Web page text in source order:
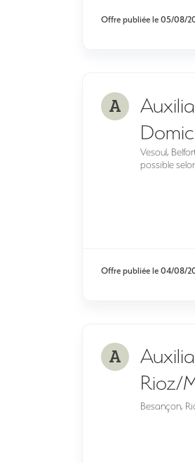
Offre publiée le05/08/
A
Vesoul,
possible
Offre publiée le04/08/
A
Rioz/
Besançon,